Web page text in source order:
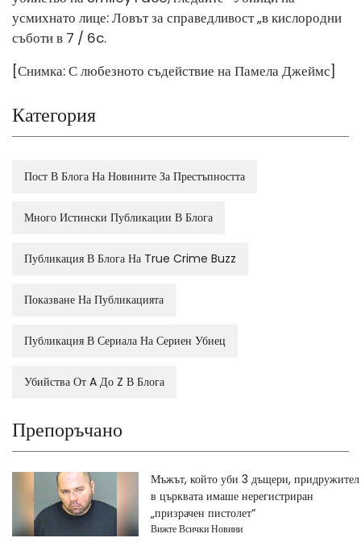
усмихнато лице: Ловът за справедливост „в кислородни
съботи в 7 / 6c.
[Снимка: С любезното съдействие на Памела Джеймс]
Категория
Пост В Блога На Новините За Престъпността
Много Истински Публикации В Блога
Публикация В Блога На True Crime Buzz
Показване На Публикацията
Публикация В Сериала На Сериен Убиец
Убийства От A До Z В Блога
Препоръчано
Мъжът, който уби 3 дъщери, придружител
в църквата имаше нерегистриран
„призрачен пистолет“
Вижте Всички Новини